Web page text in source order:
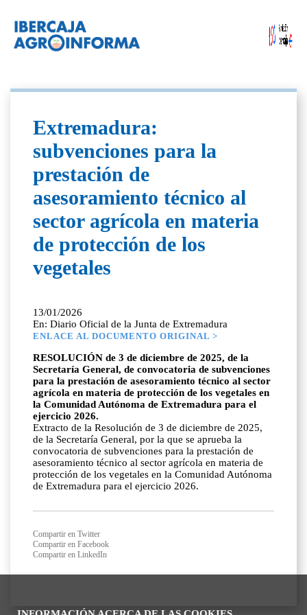
Extremadura:
subvenciones para la
prestación de
asesoramiento técnico al
sector agrícola en materia
de protección de los
vegetales
13/01/2026
En: Diario Oficial de la Junta de Extremadura
ENLACE AL DOCUMENTO ORIGINAL >
RESOLUCIÓN de 3 de diciembre de 2025, de la
Secretaría General, de convocatoria de subvenciones
para la prestación de asesoramiento técnico al sector
agrícola en materia de protección de los vegetales en
la Comunidad Autónoma de Extremadura para el
ejercicio 2026.
Extracto de la Resolución de 3 de diciembre de 2025,
de la Secretaría General, por la que se aprueba la
convocatoria de subvenciones para la prestación de
asesoramiento técnico al sector agrícola en materia de
protección de los vegetales en la Comunidad Autónoma
de Extremadura para el ejercicio 2026.
Compartir en Twitter
Compartir en Facebook
Compartir en LinkedIn